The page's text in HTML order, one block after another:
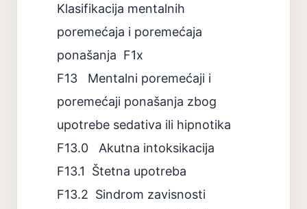
Klasifikacija mentalnih
poremećaja i poremećaja
ponašanja F1x
F13
Mentalni poremećaji i
poremećaji ponašanja zbog
upotrebe sedativa ili hipnotika
F13.0
Akutna intoksikacija
F13.1
Štetna upotreba
F13.2 Sindrom zavisnosti